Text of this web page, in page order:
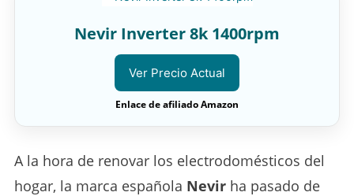
Nevir Inverter 8k 1400rpm
Ver Precio Actual
Enlace de afiliado Amazon
A la hora de renovar los electrodomésticos del
hogar, la marca española Nevirha pasado de